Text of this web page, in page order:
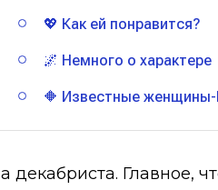
💖 Как ей понравится?
🌌 Немного о характере
🔶 Известные
декабриста. Главное,